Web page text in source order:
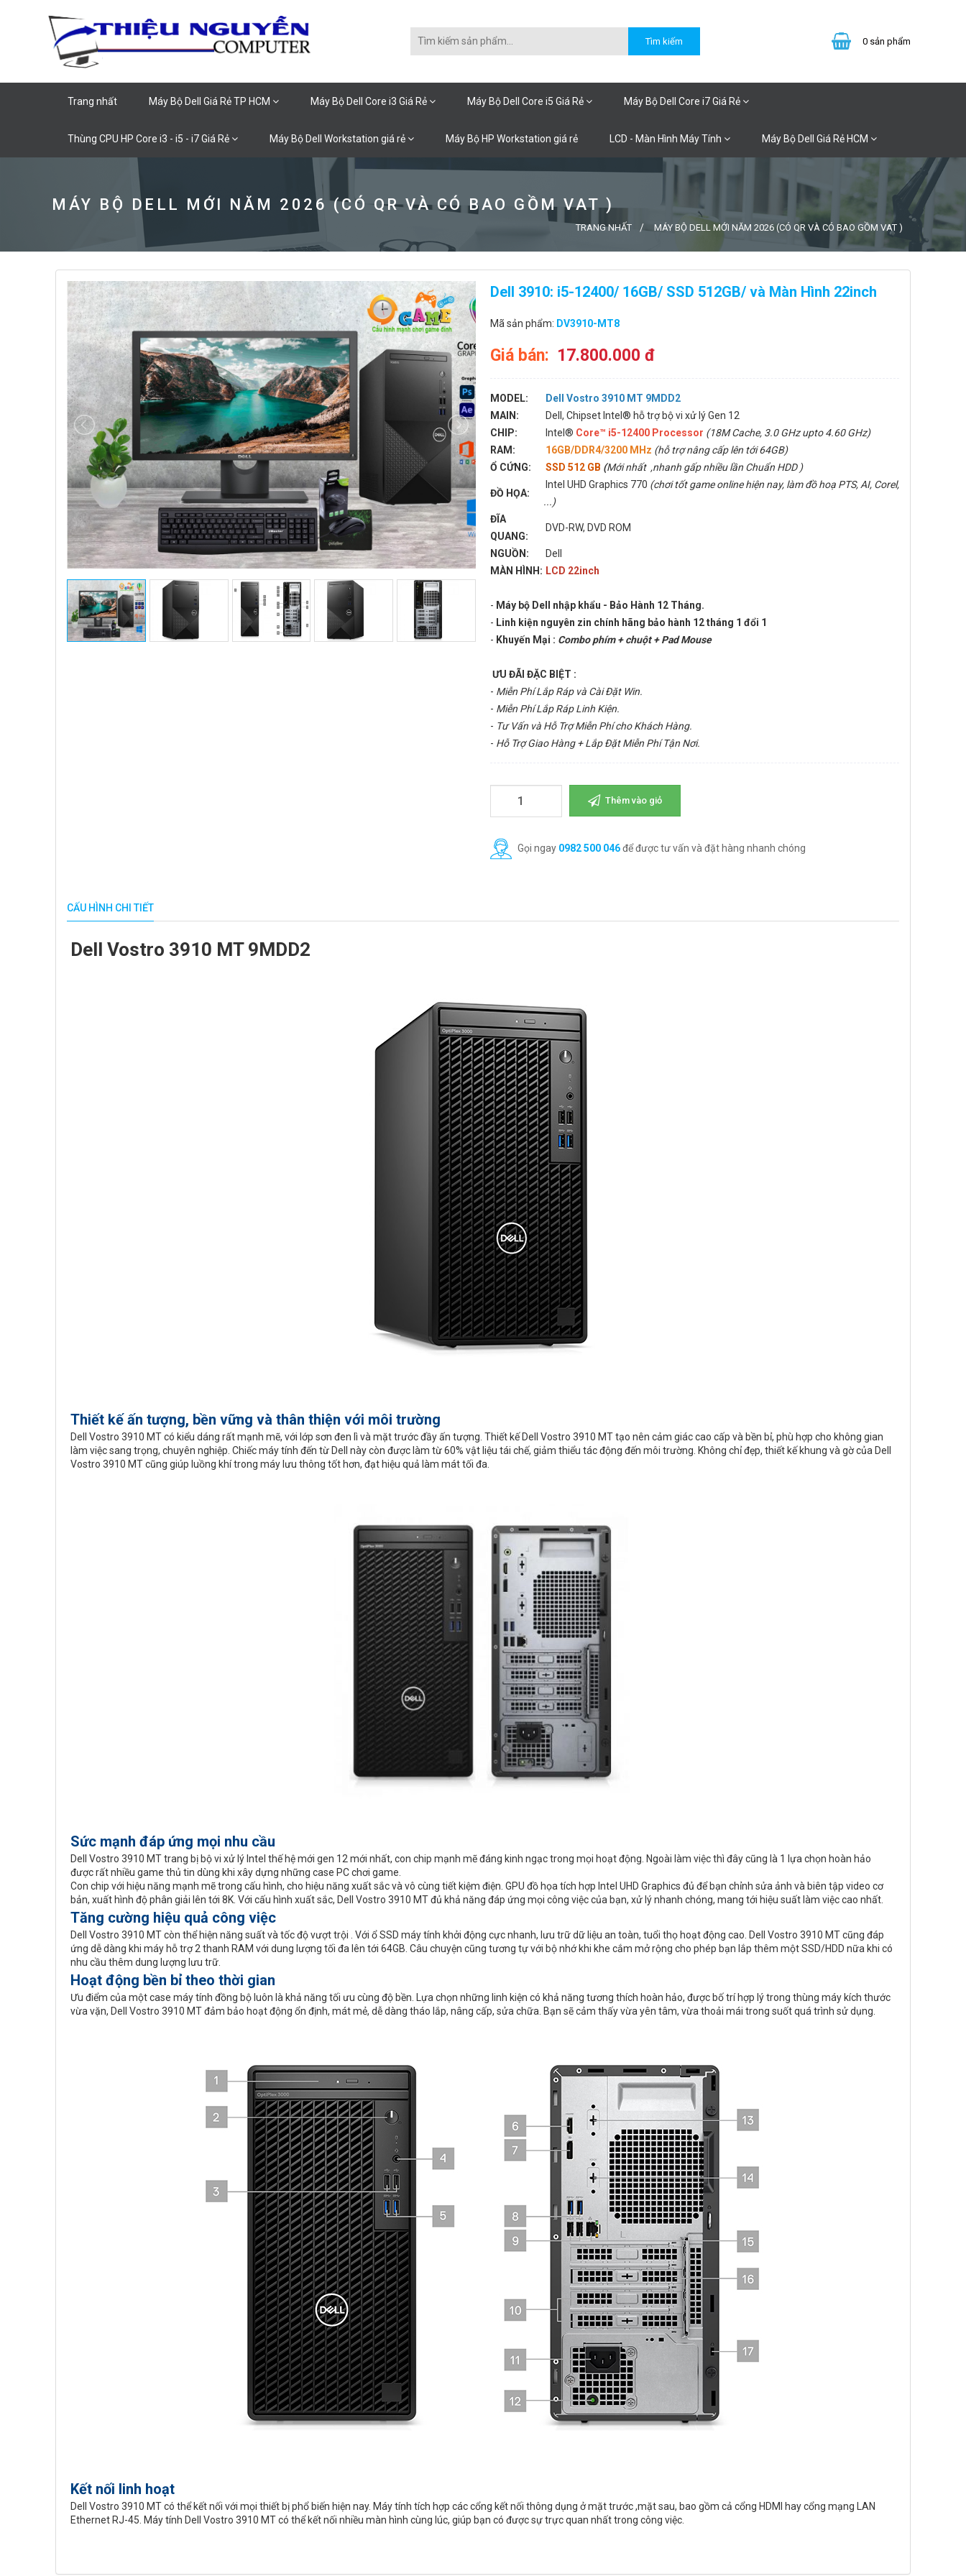
0 sản phẩm
Trang nhất Máy Bộ Dell Giá Rẻ TP HCM Máy Bộ Dell Core i3 Giá Rẻ Máy Bộ Dell Core i5 Giá Rẻ Máy Bộ Dell Core i7 Giá Rẻ
Thùng CPU HP Core i3 - i5 - i7 Giá Rẻ Máy Bộ Dell Workstation giá rẻ Máy Bộ HP Workstation giá rẻ LCD - Màn Hình Máy Tính Máy Bộ Dell Giá Rẻ HCM
MÁY BỘ DELL MỚI NĂM 2026 (CÓ QR VÀ CÓ BAO GỒM VAT )
TRANG NHẤT MÁY BỘ DELL MỚI NĂM 2026 (CÓ QR VÀ CÓ BAO GỒM VAT )
Dell 3910: i5-12400/ 16GB/ SSD 512GB/ và Màn Hình 22inch
Mã sản phẩm: DV3910-MT8
Giá bán: 17.800.000 đ
MODEL:
Dell Vostro 3910 MT 9MDD2
MAIN:
Dell, Chipset Intel® hỗ trợ bộ vi xử lý Gen 12
CHIP:
Intel® Core™ i5-12400 Processor (18M Cache, 3.0 GHz upto 4.60 GHz)
RAM:
16GB/DDR4/3200 MHz (hỗ trợ nâng cấp lên tới 64GB)
Ổ CỨNG:
SSD 512 GB (Mới nhất ,nhanh gấp nhiều lần Chuẩn HDD )
ĐỒ HỌA:
Intel UHD Graphics 770 (chơi tốt game online hiện nay, làm đồ hoạ PTS, AI, Corel,
...)
ĐĨA
QUANG:
DVD-RW, DVD ROM
NGUỒN:
Dell
MÀN HÌNH: LCD 22inch
- Máy bộ Dell nhập khẩu - Bảo Hành 12 Tháng.
- Linh kiện nguyên zin chính hãng bảo hành 12 tháng 1 đổi 1
- Khuyến Mại : Combo phím + chuột + Pad Mouse
ƯU ĐÃI ĐẶC BIỆT :
- Miễn Phí Lắp Ráp và Cài Đặt Win.
- Miễn Phí Lắp Ráp Linh Kiện.
- Tư Vấn và Hỗ Trợ Miễn Phí cho Khách Hàng.
- Hỗ Trợ Giao Hàng + Lắp Đặt Miễn Phí Tận Nơi.
Thêm vào giỏ
Gọi ngay 0982 500 046để được tư vấn và đặt hàng nhanh chóng
CẤU HÌNH CHI TIẾT
Dell Vostro 3910 MT 9MDD2
Thiết kế ấn tượng, bền vững và thân thiện với môi trường
Dell Vostro 3910 MT có kiểu dáng rất mạnh mẽ, với lớp sơn đen lì và mặt trước đầy ấn tượng. Thiết kế Dell Vostro 3910 MT tạo nên cảm giác cao cấp và bền bỉ, phù hợp cho không gian
làm việc sang trọng, chuyên nghiệp. Chiếc máy tính đến từ Dell này còn được làm từ 60% vật liệu tái chế, giảm thiểu tác động đến môi trường. Không chỉ đẹp, thiết kế khung và gờ của Dell
Vostro 3910 MT cũng giúp luồng khí trong máy lưu thông tốt hơn, đạt hiệu quả làm mát tối đa.
Sức mạnh đáp ứng mọi nhu cầu
Dell Vostro 3910 MT trang bị bộ vi xử lý Intel thế hệ mới gen 12 mới nhất, con chip mạnh mẽ đáng kinh ngạc trong mọi hoạt động. Ngoài làm việc thì đây cũng là 1 lựa chọn hoàn hảo
được rất nhiều game thủ tin dùng khi xây dựng những case PC chơi game.
Con chip với hiệu năng mạnh mẽ trong cấu hình, cho hiệu năng xuất sắc và vô cùng tiết kiệm điện. GPU đồ họa tích hợp Intel UHD Graphics đủ để bạn chỉnh sửa ảnh và biên tập video cơ
bản, xuất hình độ phân giải lên tới 8K. Với cấu hình xuất sắc, Dell Vostro 3910 MT đủ khả năng đáp ứng mọi công việc của bạn, xử lý nhanh chóng, mang tới hiệu suất làm việc cao nhất.
Tăng cường hiệu quả công việc
Dell Vostro 3910 MT còn thể hiện năng suất và tốc độ vượt trội . Với ổ SSD máy tính khởi động cực nhanh, lưu trữ dữ liệu an toàn, tuổi thọ hoạt động cao. Dell Vostro 3910 MT cũng đáp
ứng dễ dàng khi máy hỗ trợ 2 thanh RAM với dung lượng tối đa lên tới 64GB. Câu chuyện cũng tương tự với bộ nhớ khi khe cắm mở rộng cho phép bạn lắp thêm một SSD/HDD nữa khi có
nhu cầu thêm dung lượng lưu trữ.
Hoạt động bền bỉ theo thời gian
Ưu điểm của một case máy tính đồng bộ luôn là khả năng tối ưu cùng độ bền. Lựa chọn những linh kiện có khả năng tương thích hoàn hảo, được bố trí hợp lý trong thùng máy kích thước
vừa vặn, Dell Vostro 3910 MT đảm bảo hoạt động ổn định, mát mẻ, dễ dàng tháo lắp, nâng cấp, sửa chữa. Bạn sẽ cảm thấy vừa yên tâm, vừa thoải mái trong suốt quá trình sử dụng.
Kết nối linh hoạt
Dell Vostro 3910 MT có thể kết nối với mọi thiết bị phổ biến hiện nay. Máy tính tích hợp các cổng kết nối thông dụng ở mặt trước ,mặt sau, bao gồm cả cổng HDMI hay cổng mạng LAN
Ethernet RJ-45. Máy tính Dell Vostro 3910 MT có thể kết nối nhiều màn hình cùng lúc, giúp bạn có được sự trực quan nhất trong công việc